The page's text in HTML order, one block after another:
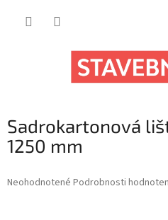
Sadrokartonová
1250 mm
Priemerné
Neohodnotené Podrobnosti